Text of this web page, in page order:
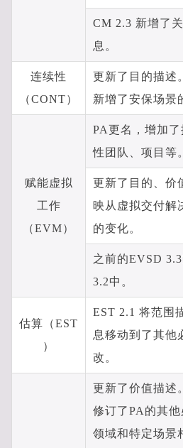
CM 2.3 新增了
息。
连续性
（CONT）
更新了目的描述。
新增了安保场景
赋能虚拟
工作
（EVM）
PA更名，增加
性团队、项目等。
更新了目的、价
映从虚拟交付解
的变化。
之前的EVSD
3.2中。
估算（EST
）
EST 2.1 将范围
息移动到了其他
改。
更新了价值描述。
修订了PA的其
领域和特定场景